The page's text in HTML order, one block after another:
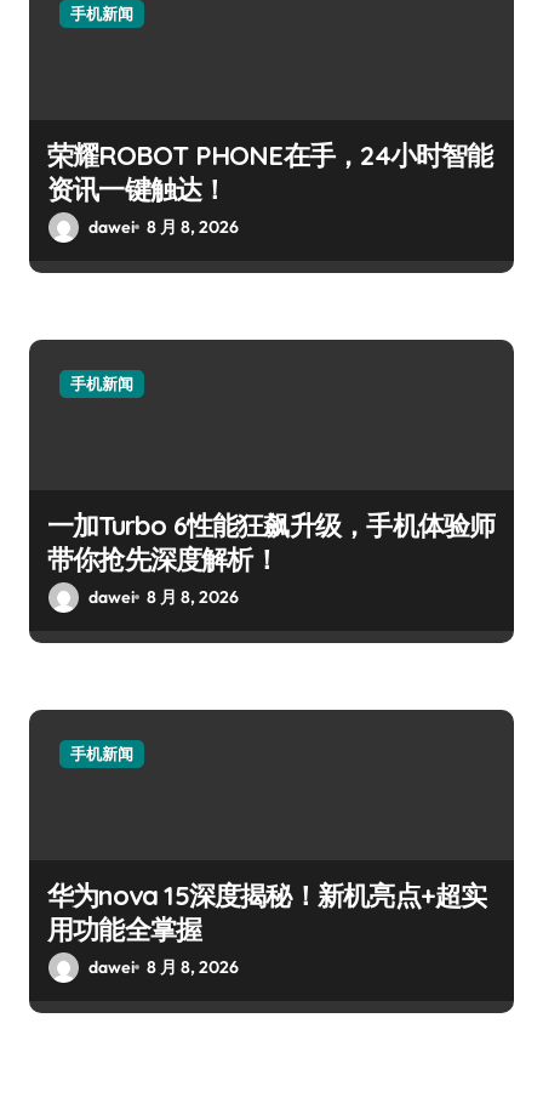
手机新闻
荣耀ROBOT PHONE在手，24小时智能
资讯一键触达！
dawei 8 月 8, 2026
手机新闻
一加Turbo 6性能狂飙升级，手机体验师
带你抢先深度解析！
dawei 8 月 8, 2026
手机新闻
华为nova 15深度揭秘！新机亮点+超实
用功能全掌握
dawei 8 月 8, 2026